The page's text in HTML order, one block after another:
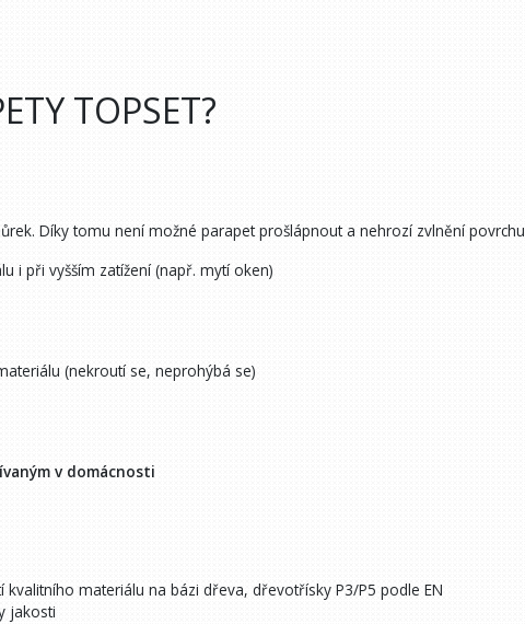
TOPSET?
Díky tomu není možné parapet prošlápnout a nehrozí zvlnění povrchu
i při vyšším zatížení (např. mytí oken)
(nekroutí se, neprohýbá se)
v domácnosti
materiálu na bázi dřeva, dřevotřísky P3/P5 podle EN
jakosti